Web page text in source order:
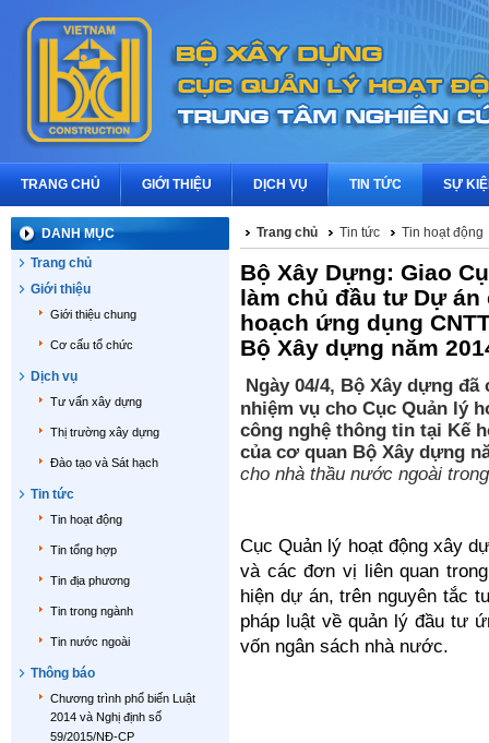
TRANG CHỦ GIỚI THIỆU DỊCH VỤ TIN TỨC SỰ
DANH MỤC
Trang chủ
Giới thiệu
Giới thiệu chung
Cơ cấu tổ chức
Dịch vụ
Tư vấn xây dựng
Thị trường xây dựng
Đào tạo và Sát hạch
Tin tức
Tin hoạt động
Tin tổng hợp
Tin địa phương
Tin trong ngành
Tin nước ngoài
Thông báo
Chương trình phổ biến Luật
2014 và Nghị định số
59/2015/NĐ-CP
Trang chủ Tin tức Tin hoạt động
Bộ Xây Dựng: Giao
làm chủ đầu tư Dự
hoạch ứng dụng
Bộ Xây dựng năm
Ngày 04/4, Bộ Xây dựng đã
nhiệm vụ cho Cục Quản lý
công nghệ thông tin tại Kế
của cơ quan Bộ Xây dựng
cho nhà thầu nước ngoài
Cục Quản lý hoạt động xây
và các đơn vị liên quan
hiện dự án, trên nguyên tắc
pháp luật về quản lý đầu tư
vốn ngân sách nhà nước.